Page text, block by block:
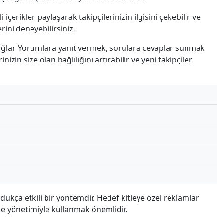
içerikler paylaşarak takipçilerinizin ilgisini çekebilir ve
deneyebilirsiniz.
Yorumlara yanıt vermek, sorulara cevaplar sunmak
size olan bağlılığını artırabilir ve yeni takipçiler
etkili bir yöntemdir. Hedef kitleye özel reklamlar
yönetimiyle kullanmak önemlidir.